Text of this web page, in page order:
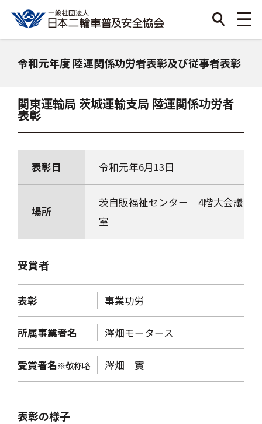
令和元年度 陸運関係功労者表彰及び従事者表彰
関東運輸局 茨城運輸支局 陸運関係功労者
表彰
表彰日 令和元年6月13日
場所
茨自販福祉センター 4階大会議
室
受賞者
表彰 事業功労
所属事業者名 澤畑モータース
受賞者名※敬称略 澤畑 實
表彰の様子